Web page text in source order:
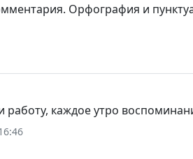
Орфография и
работу, каждое утро